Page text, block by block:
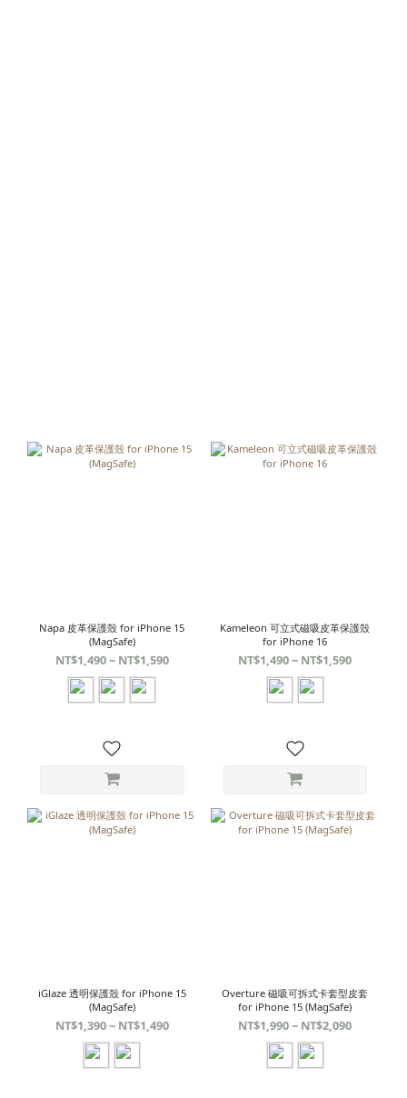
Napa 皮革保護殼 for iPhone 15
(MagSafe)
NT$1,490 ~ NT$1,590
Kameleon 可立式磁吸皮革保護殼
for iPhone 16
NT$1,490 ~ NT$1,590
iGlaze 透明保護殼 for iPhone 15
(MagSafe)
NT$1,390 ~ NT$1,490
Overture 磁吸可拆式卡套型皮套
for iPhone 15 (MagSafe)
NT$1,990 ~ NT$2,090